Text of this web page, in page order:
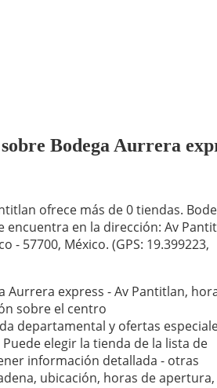
Bodega Aurrera
ofrece más de 0 tiendas.
encuentra en la dirección: Av
- 57700, México. (GPS: 19.399223,
Aurrera express - Av Pantitlan,
sobre el centro
departamental y ofertas
elegir la tienda de la lista de
información detallada - otras
ubicación, horas de apertura,